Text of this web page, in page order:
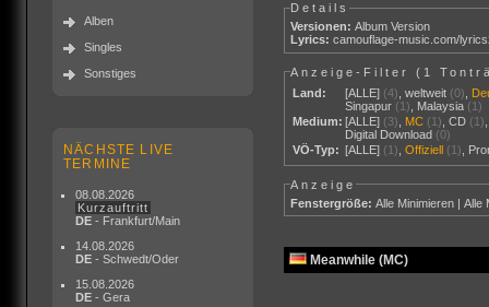
Alben
Singles
Sonstiges
NÄCHSTE LIVE
TERMINE
08.08.2026
Kurzauftritt
DE - Frankfurt/Main
14.08.2026
DE - Schwedt/Oder
15.08.2026
DE - Gera
Details
Versionen: Album Version
Lyrics: camouflage-music.com/
Anzeige-Filter ( 1
Land:
[ALLE] (4) ,weltweit (0)
Singapur (1) Malaysia (1)
Medium: [ALLE] (3) MC (1) ,CD (1)
Digital Download (0)
VÖ-Typ: [ALLE] (1) ,Offiziell (1)
Anzeige
Fenstergröße: Alle Minimieren |Alle
Meanwhile (MC)